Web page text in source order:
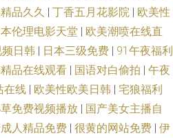
品久久 | 丁香五月花影院 | 欧美性
伦理电影天堂 | 欧美潮喷在线直
日韩 | 日本三级免费 | 91午夜福利
品在线观看 | 国语对白偷拍 | 午夜
在线 | 欧美性欧美日韩 | 宅狼福利
免费视频播放 | 国产美女主播自
人精品免费 | 很黄的网站免费 | 伊